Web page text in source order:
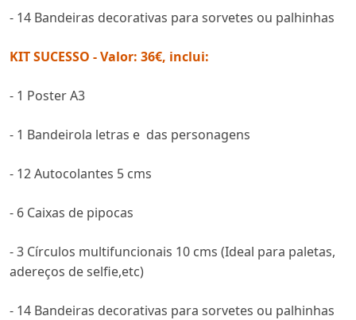
- 14 Bandeiras decorativas para sorvetes ou palhinhas
KIT SUCESSO - Valor: 36€, inclui:
- 1 Poster A3
- 1 Bandeirola letras e das personagens
- 12 Autocolantes 5 cms
- 6 Caixas de pipocas
- 3 Círculos multifuncionais 10 cms (Ideal para paletas,
adereços de selfie,etc)
- 14 Bandeiras decorativas para sorvetes ou palhinhas